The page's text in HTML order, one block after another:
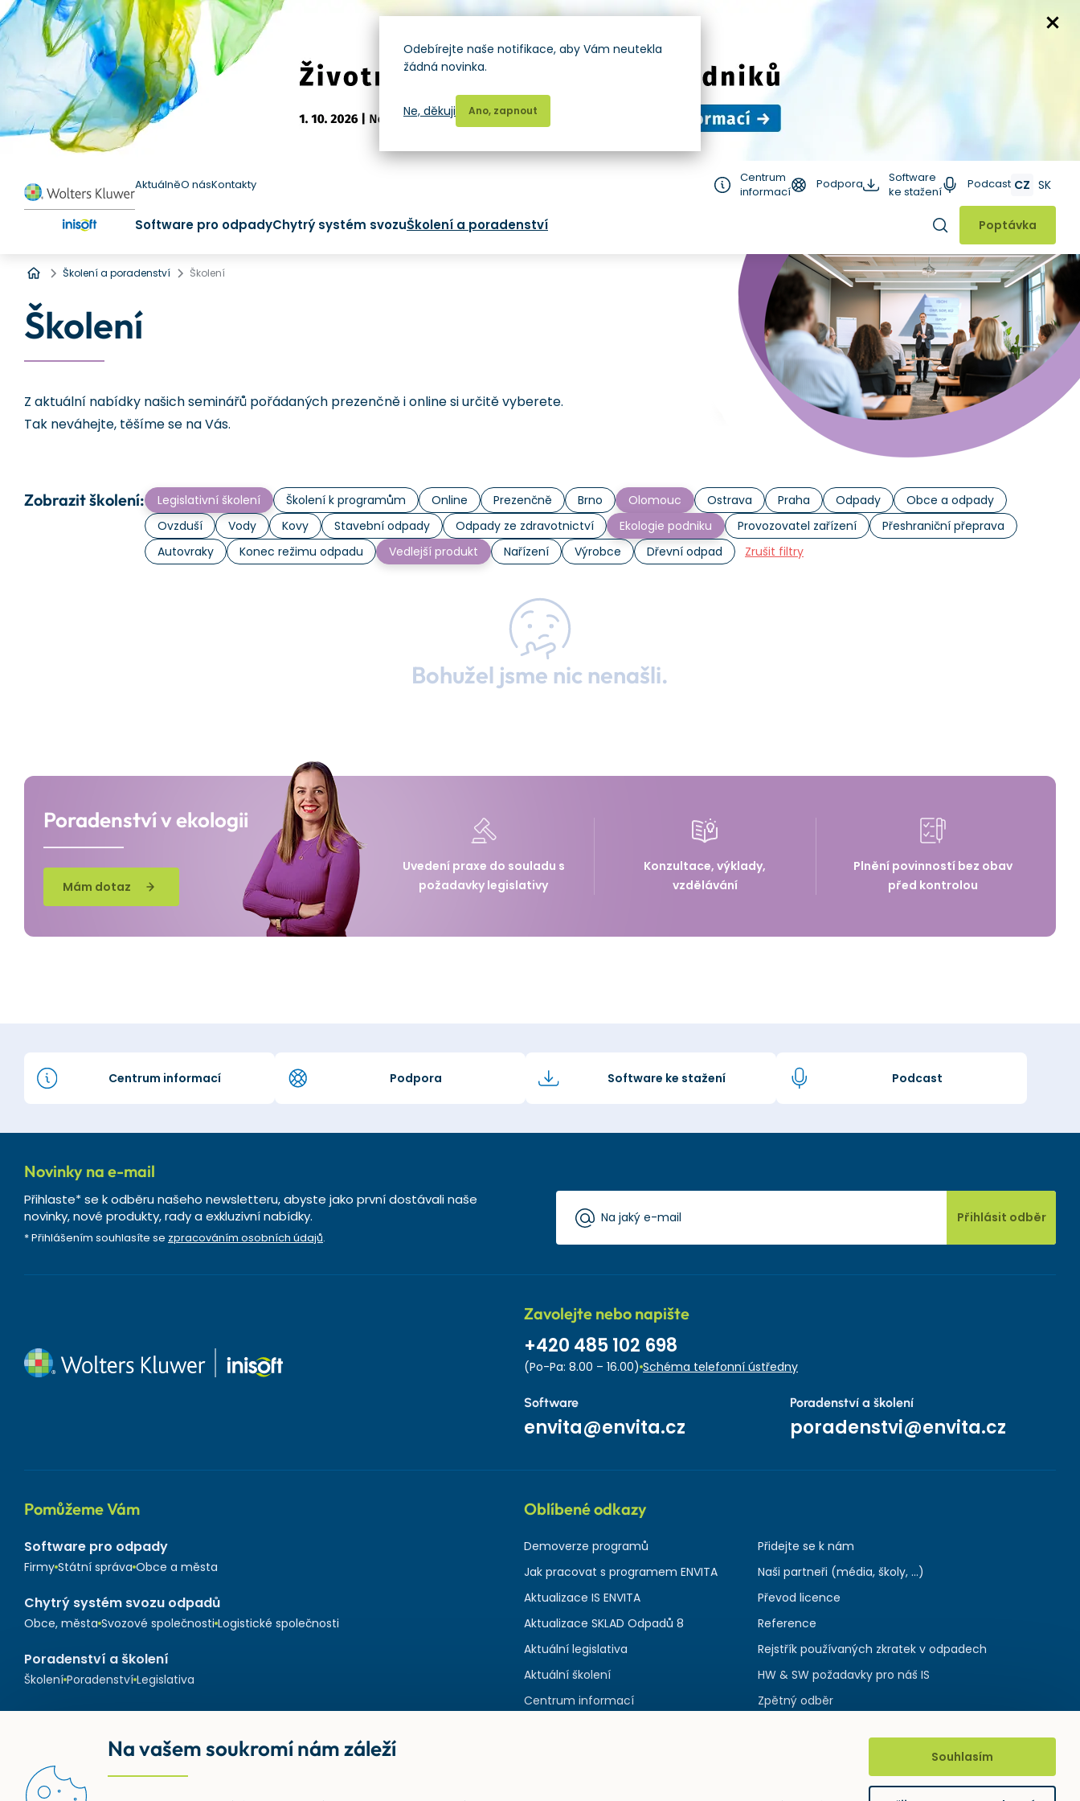
AktuálněO násKontakty
Centrum
informací
Podpora
Software
ke stažení
Podcast CZ SK
Software pro odpadyChytrý systém svozuŠkolení a poradenství Hledat
Poptávka
Úvod
Školení a poradenství Školení
Školení
Z aktuální nabídky našich seminářů pořádaných prezenčně i online si určitě vyberete.
Tak neváhejte, těšíme se na Vás.
Zobrazit školení: Legislativní školení Školení k programům Online Prezenčně Brno Olomouc Ostrava Praha Odpady
Obce a odpady
Ovzduší
Vody Kovy Stavební odpady Odpady ze zdravotnictví Ekologie podniku Provozovatel zařízení
Přeshraniční přeprava
Autovraky
Konec režimu odpadu Vedlejší produkt Nařízení Výrobce Dřevní odpad Zrušit filtry
Bohužel jsme nic nenašli.
Poradenství v ekologii
Mám dotaz
Uvedení praxe do souladu s
požadavky legislativy
Konzultace, výklady,
vzdělávání
Plnění povinností bez obav
před kontrolou
Centrum informací Podpora Software ke stažení Podcast
Novinky na e-mail
Přihlaste* se k odběru našeho newsletteru, abyste jako první dostávali naše
novinky, nové produkty, rady a exkluzivní nabídky.
* Přihlášením souhlasíte se zpracováním osobních údajů.
Přihlásit odběr
Zavolejte nebo napište
+420 485 102 698
(Po-Pa: 8.00 – 16.00) Schéma telefonní ústředny
Software
envita@envita.cz
Poradenství a školení
poradenstvi@envita.cz
Pomůžeme Vám
Software pro odpady
Firmy Státní správa Obce a města
Chytrý systém svozu odpadů
Obce, města Svozové společnosti Logistické společnosti
Poradenství a školení
Školení Poradenství Legislativa
Oblíbené odkazy
Demoverze programů
Jak pracovat s programem ENVITA
Aktualizace IS ENVITA
Aktualizace SKLAD Odpadů 8
Aktuální legislativa
Aktuální školení
Centrum informací
Přidejte se k nám
Naši partneři (média, školy, ...)
Převod licence
Reference
Rejstřík používaných zkratek v odpadech
HW & SW požadavky pro náš IS
Zpětný odběr
Odebírejte naše notifikace, aby Vám neutekla
žádná novinka.
Ano, zapnout
Ne, děkuji
Na vašem soukromí nám záleží Souhlasím